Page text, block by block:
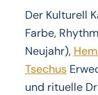
Der Kulturell
Farbe,
Neujahr),
Tsechus
und rituelle